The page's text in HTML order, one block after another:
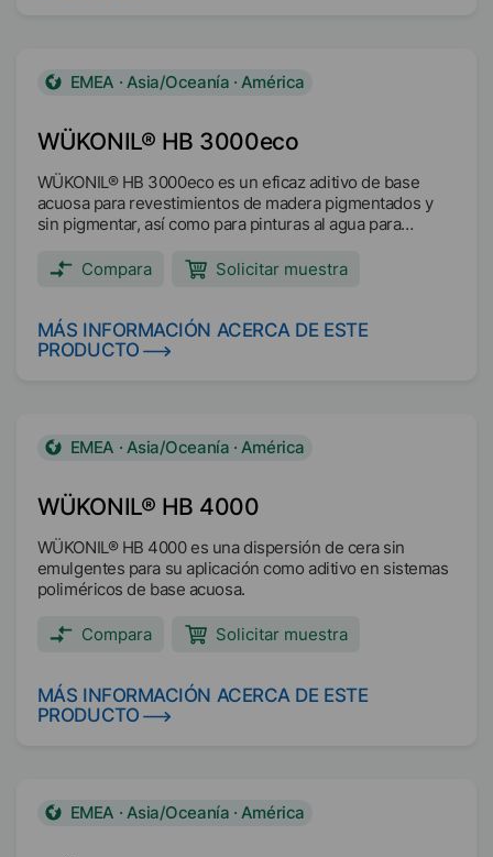
WÜKONIL® HB 3000eco
EMEA · Asia/Oceanía · América
WÜKONIL® HB 3000eco es un eficaz aditivo de base
acuosa para revestimientos de madera pigmentados y
sin pigmentar, así como para pinturas al agua para
Compara
Solicitar muestra
MÁS INFORMACIÓN ACERCA DE ESTE
PRODUCTO
WÜKONIL® HB 4000
EMEA · Asia/Oceanía · América
WÜKONIL® HB 4000 es una dispersión de cera sin
emulgentes para su aplicación como aditivo en sistemas
poliméricos de base acuosa.
Compara Solicitar muestra
MÁS INFORMACIÓN ACERCA DE ESTE
PRODUCTO
EMEA · Asia/Oceanía · América